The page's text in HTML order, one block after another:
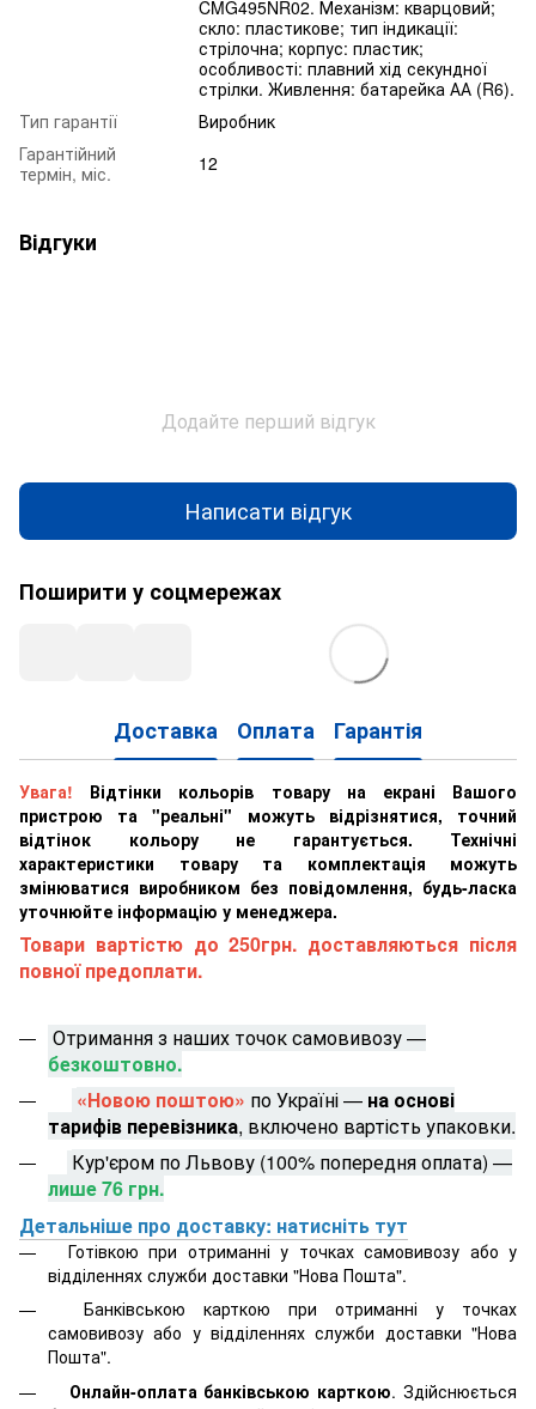
CMG495NR02. Механізм: кварцовий;
скло: пластикове; тип індикації:
стрілочна; корпус: пластик;
особливості: плавний хід секундної
стрілки. Живлення: батарейка АА (R6).
Тип гарантії
Виробник
Гарантійний
термін, міс.
12
Відгуки
Додайте перший відгук
Написати відгук
Поширити у соцмережах
Доставка Оплата Гарантія
Увага! Відтінки кольорів товару на екрані Вашого
пристрою та "реальні" можуть відрізнятися, точний
відтінок кольору не гарантується. Технічні
характеристики товару та комплектація можуть
змінюватися виробником без повідомлення, будь-ласка
уточнюйте інформацію у менеджера.
Товари вартістю до 250грн. доставляються після
повної предоплати.
Отримання з наших точок самовивозу —
безкоштовно.
«Новою поштою» по Україні — на основі
тарифів перевізника, включено вартість упаковки.
Кур'єром по Львову (100% попередня оплата) —
лише 76 грн.
Детальніше про доставку: натисніть тут
Готівкою при отриманні у точках самовивозу або у
відділеннях служби доставки "Нова Пошта".
Банківською карткою при отриманні у точках
самовивозу або у відділеннях служби доставки "Нова
Пошта".
Онлайн-оплата банківською карткою. Здійснюється